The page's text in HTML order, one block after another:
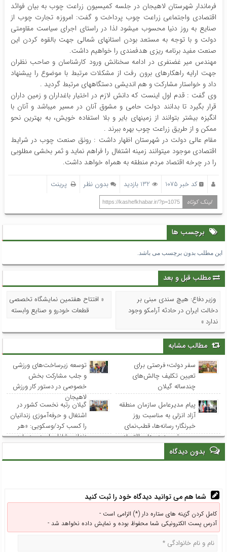
فرماندار شهرستان لاهیجان در جلسه کمیسیون زراعت چوب به بیان فوائد
اقتصادی واجتماعی زراعت چوب پرداخت و گفت: امروزه تجارت چوب از
صنایع به روز دنیا محسوب میشود لذا در راستای اجرای سیاست مقاومتی
دولت و با توجه به مستعد بودن استانهای شمالی جهت بالقوه کردن این
صنعت مفید برنامه ریزی هدفمندی را خواهیم داشت.
مهندس میر غضنفری در ادامه سخنانش ورود کارشناسان و صاحب نظران
جهت ارایه راهکارهای برون رفت از مشکلات مرتبط با موضوع را پیشنهاد
داد و خواستار مشارکت و هم اندیشی دستگاههای مرتبط گردید .
وی گفت : قدم اول اینست که دانش لازم در اختیار باغداران و زمین داران
قرار بگیرد تا بدانند دولت حامی و مشوق آنان در مسیر میباشد و آنان با
انگیزه بیشتر بتوانند از زمینهای بایر و بلا استفاده خویش، به بهترین نحو
ممکن و از طریق زراعت چوب بهره ببرند .
مقام عالی دولت در شهرستان اظهار داشت : رونق صنعت چوب در شرایط
اقتصادی موجود میتوانند زمینه اشتغال را فراهم نماید و ثمر بخشی مطلوبی
را در چرخه اقتصاد مردم منطقه به همراه خواهد داشت.
کد خبر 1075 132 بازدید بدون نظر پرینت
لینک کوتاه https://kashefkhabar.ir/?p=1075
برچسب ها
این مطلب بدون برچسب می باشد.
مطلب قبل و بعد
وزیر دفاع: هیچ سندی مبنی بر
دخالت ایران در حادثه آرامکو وجود
ندارد »
« افتتاح هفتمین نمایشگاه تخصصی
قطعات خودرو و صنایع وابسته
مطالب مشابه
سفر دولت؛ فرصتی برای
تعیین تکلیف چالش‌های
چندساله گیلان
توسعه زیرساخت‌های ورزشی
و جلب مشارکت بخش
خصوصی در دستور کار ورزش
لاهیجان
پیام مدیرعامل سازمان منطقه
آزاد انزلی به مناسبت روز
خبرنگار؛ رسانه‌ها، قطب‌نمای
مسیر توسعه در هاب اقتصادی
شمال کشور
گیلان رتبه نخست کشور در
اشتغال و حرفه‌آموزی زندانیان
را کسب کرد/وسکویی: «هر
زندانیِ شاغل، امیدی دوباره
بدون دیدگاه
شما هم می توانید دیدگاه خود را ثبت کنید
کامل کردن گزینه های ستاره دار (*) الزامی است -
آدرس پست الکترونیکی شما محفوظ بوده و نمایش داده نخواهد شد -